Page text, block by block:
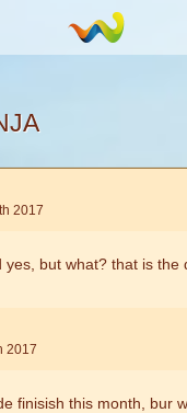
2017
but what? that is the
2017
finisish this month, bur